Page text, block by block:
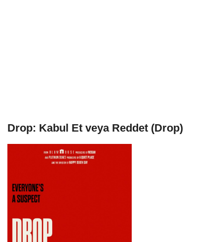
Drop: Kabul Et veya Reddet (Drop)